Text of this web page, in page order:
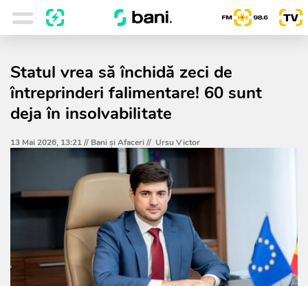
Statul vrea să închidă zeci de
întreprinderi falimentare! 60 sunt
deja în insolvabilitate
13 Mai 2026, 13:21 // Bani și Afaceri// Ursu Victor